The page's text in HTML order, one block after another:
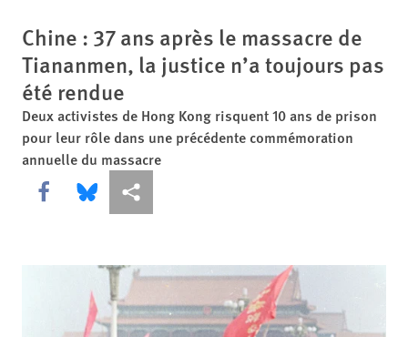
Chine : 37 ans après le massacre de
Tiananmen, la justice n’a toujours pas
été rendue
Deux activistes de Hong Kong risquent 10 ans de prison
pour leur rôle dans une précédente commémoration
annuelle du massacre
Share this via Facebook
Share this via Bluesky
Share this via Partagez